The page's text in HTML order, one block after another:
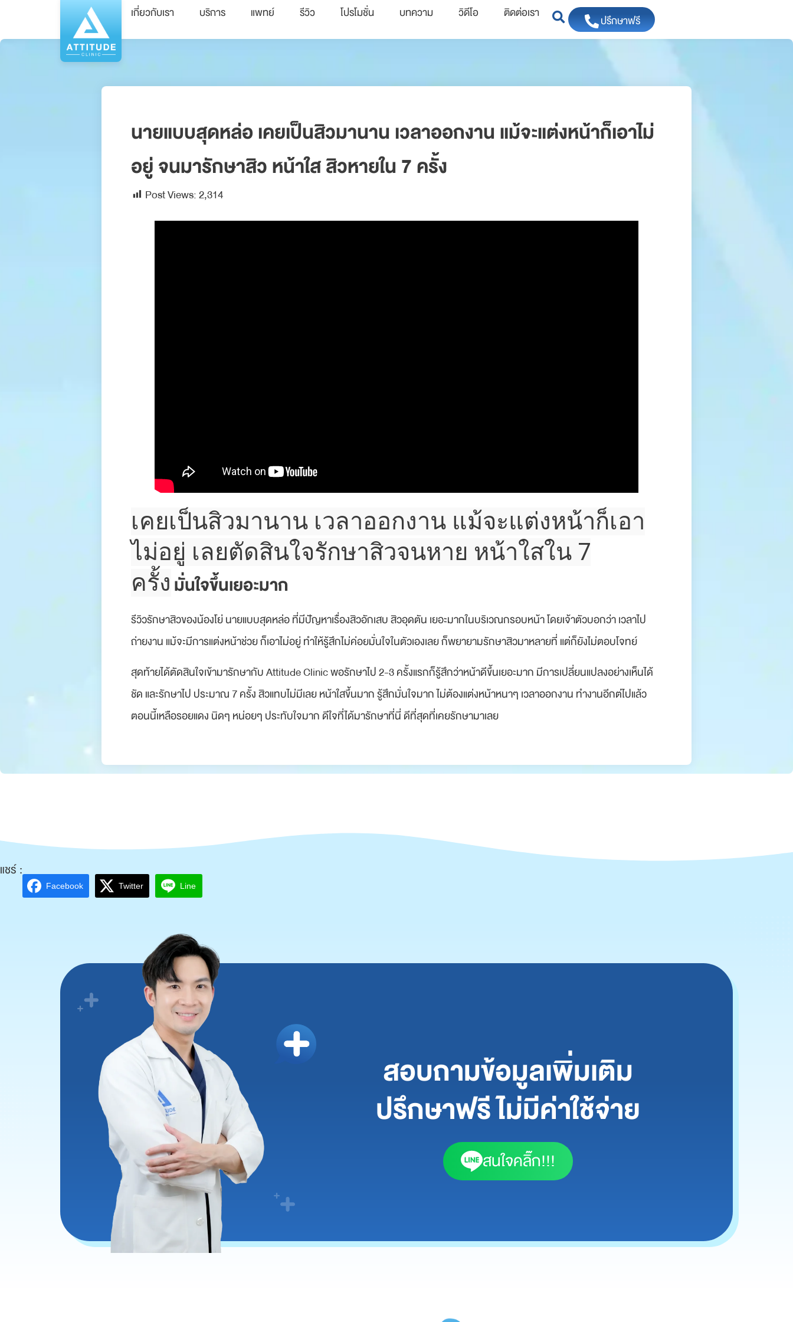
เกี่ยวกับเรา บริการ แพทย์ รีวิว โปรโมชั่น บทความ วิดีโอ ติดต่อเรา
ปรึกษาฟรี
นายแบบสุดหล่อ เคยเป็นสิวมานาน เวลาออกงาน แม้จะแต่งหน้าก็เอาไม่
อยู่ จนมารักษาสิว หน้าใส สิวหายใน 7 ครั้ง
Post Views:2,314
เคยเป็นสิวมานาน เวลาออกงาน แม้จะแต่งหน้าก็เอา
ไม่อยู่ เลยตัดสินใจรักษาสิวจนหาย หน้าใสใน 7
ครั้งมั่นใจขึ้นเยอะมาก
รีวิวรักษาสิวของน้องโย่ นายแบบสุดหล่อ ที่มีปัญหาเรื่องสิวอักเสบ สิวอุดตัน เยอะมากในบริเวณกรอบหน้า โดยเจ้าตัวบอกว่า เวลาไป
ถ่ายงาน แม้จะมีการแต่งหน้าช่วย ก็เอาไม่อยู่ ทำให้รู้สึกไม่ค่อยมั่นใจในตัวเองเลย ก็พยายามรักษาสิวมาหลายที่ แต่ก็ยังไม่ตอบโจทย์
สุดท้ายได้ตัดสินใจเข้ามารักษากับ Attitude Clinic พอรักษาไป 2-3 ครั้งแรกก็รู้สึกว่าหน้าดีขึ้นเยอะมาก มีการเปลี่ยนแปลงอย่างเห็นได้
ชัด และรักษาไป ประมาณ 7 ครั้ง สิวแทบไม่มีเลย หน้าใสขึ้นมาก รู้สึกมั่นใจมาก ไม่ต้องแต่งหน้าหนาๆ เวลาออกงาน ทำงานอีกต่ไปแล้ว
ตอนนี้เหลือรอยแดง นิดๆ หน่อยๆ ประทับใจมาก ดีใจที่ได้มารักษาที่นี่ ดีที่สุดที่เคยรักษามาเลย
แชร์ :
Facebook Twitter Line
สอบถามข้อมูลเพิ่มเติม
ปรึกษาฟรี ไม่มีค่าใช้จ่าย
สนใจคลิ๊ก!!!